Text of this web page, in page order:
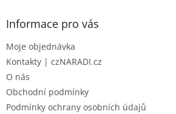
Informace pro vás
Moje objednávka
Kontakty | czNARADI.cz
O nás
Obchodní podmínky
Podmínky ochrany osobních údajů